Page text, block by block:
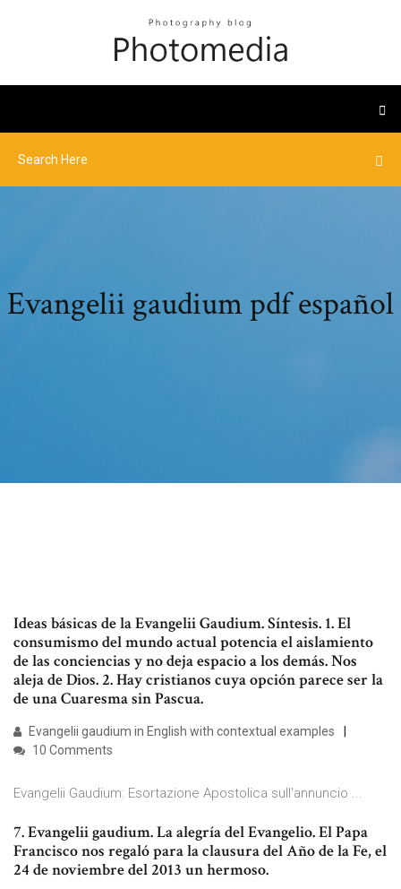
Evangelii gaudium pdf español
Ideas básicas de la Evangelii Gaudium. Síntesis. 1. El
consumismo del mundo actual potencia el aislamiento
de las conciencias y no deja espacio a los demás. Nos
aleja de Dios. 2. Hay cristianos cuya opción parece ser la
de una Cuaresma sin Pascua.
Evangelii gaudium in English with contextual examples
10 Comments
Evangelii Gaudium: Esortazione Apostolica sull'annuncio ...
7. Evangelii gaudium. La alegría del Evangelio. El Papa
Francisco nos regaló para la clausura del Año de la Fe, el
24 de noviembre del 2013 un hermoso.